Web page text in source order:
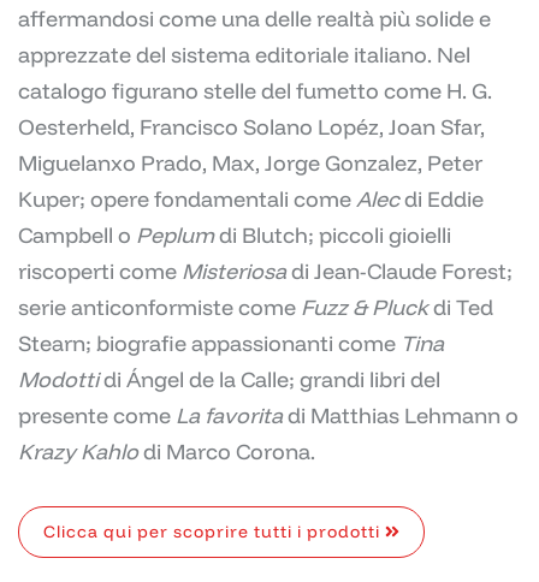
affermandosi come una delle realtà più solide e
apprezzate del sistema editoriale italiano. Nel
catalogo figurano stelle del fumetto come H. G.
Oesterheld, Francisco Solano Lopéz, Joan Sfar,
Miguelanxo Prado, Max, Jorge Gonzalez, Peter
Kuper; opere fondamentali comeAlecdi Eddie
Campbell o Peplumdi Blutch; piccoli gioielli
riscoperti come Misteriosadi Jean-Claude Forest;
serie anticonformiste come Fuzz & Pluckdi Ted
Stearn; biografie appassionanti come Tina
Modottidi Ángel de la Calle; grandi libri del
presente come La favoritadi Matthias Lehmann o
Krazy Kahlodi Marco Corona.
Clicca qui per scoprire tutti i prodotti